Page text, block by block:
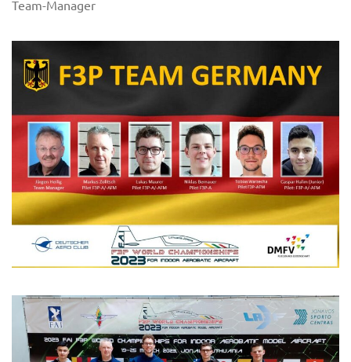
Team-Manager